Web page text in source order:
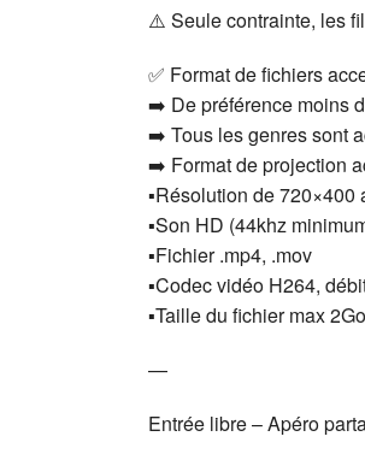
⚠️ Seule contrainte, les
✅ Format de fichiers
➡️ De préférence moins
➡️ Tous les genres sont
➡️ Format de projection
▪️Résolution de 720×400
▪️Son HD (44khz
▪️Fichier .mp4, .mov
▪️Codec vidéo H264,
▪️Taille du fichier max 2Go
—
Entrée libre – Apéro